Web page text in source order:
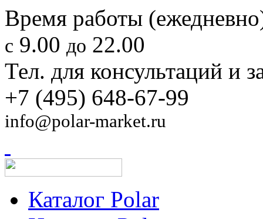
Время работы
с 9.00 до 22.00
Тел. для консультаций и
+7 (495) 648-67-99
info@polar-market.ru
Каталог Polar